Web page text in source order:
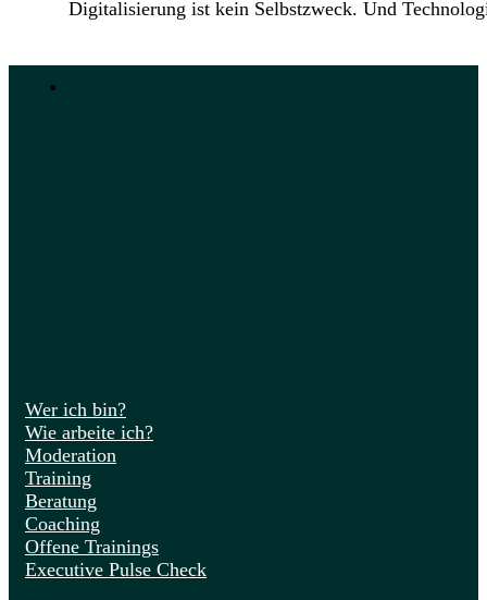
Digitalisierung ist kein Selbstzweck. Und
Wer ich bin?
Wie arbeite ich?
Moderation
Training
Beratung
Coaching
Offene Trainings
Executive Pulse Check